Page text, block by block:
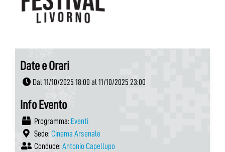
Date e Orari
Dal 11/10/2025 18:00 al 11/10/2025 23:00
Info Evento
Programma: Eventi
Sede: Cinema Arsenale
Conduce: Antonio Capellupo